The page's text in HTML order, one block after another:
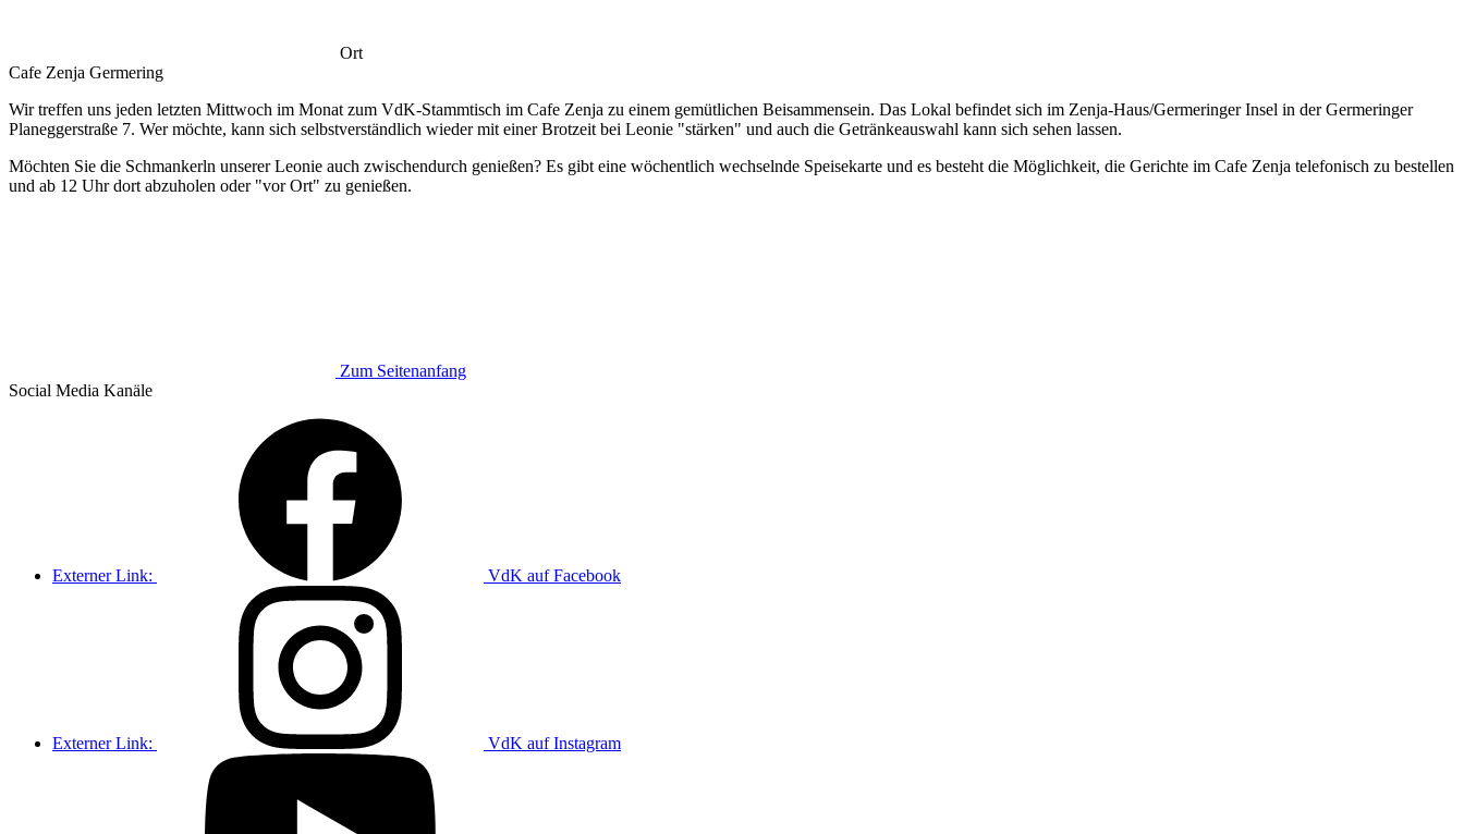
Ort
Cafe Zenja Germering
Wir treffen uns jeden letzten Mittwoch im Monat zum VdK-Stammtisch im Cafe Zenja zu einem gemütlichen Beisammensein. Das Lokal befindet sich im Zenja-Haus/Germeringer Insel in der Germeringer
Planeggerstraße 7. Wer möchte, kann sich selbstverständlich wieder mit einer Brotzeit bei Leonie "stärken" und auch die Getränkeauswahl kann sich sehen lassen.
Möchten Sie die Schmankerln unserer Leonie auch zwischendurch genießen? Es gibt eine wöchentlich wechselnde Speisekarte und es besteht die Möglichkeit, die Gerichte im Cafe Zenja telefonisch zu bestellen
und ab 12 Uhr dort abzuholen oder "vor Ort" zu genießen.
Zum Seitenanfang
Social Media Kanäle
Externer Link: VdK auf Facebook
Externer Link: VdK auf Instagram